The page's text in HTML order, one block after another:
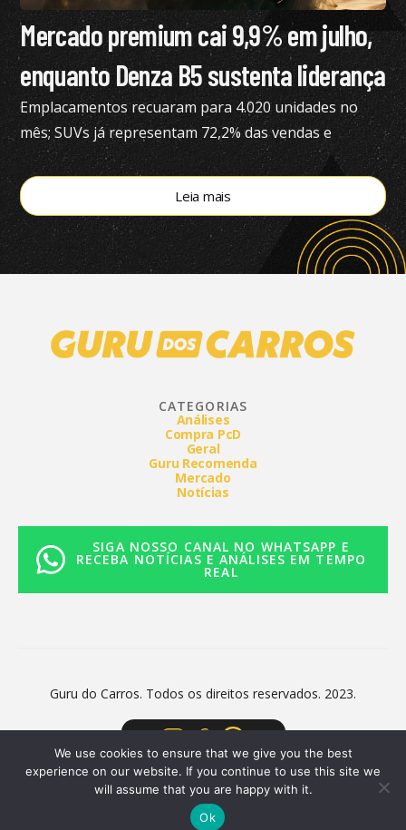
Mercado premium cai 9,9% em julho,
enquanto Denza B5 sustenta liderança
Emplacamentos recuaram para 4.020 unidades no
mês; SUVs já representam 72,2% das vendas e
modelos eletrificados respondem por 55,4% do
segmento, aponta a Bright Consulting.
Leia mais
CATEGORIAS
Análises
Compra PcD
Geral
Guru Recomenda
Mercado
Notícias
SIGA NOSSO CANAL NO WHATSAPP E
RECEBA NOTÍCIAS E ANÁLISES EM TEMPO
REAL
Guru do Carros. Todos os direitos reservados. 2023.
We use cookies to ensure that we give you the best
experience on our website. If you continue to use this site we
will assume that you are happy with it.
Ok